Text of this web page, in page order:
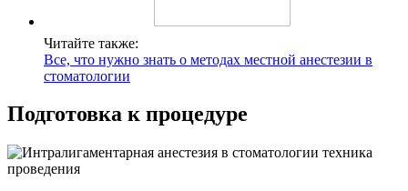
Читайте также:
Все, что нужно знать о методах местной анестезии в
стоматологии
Подготовка к процедуре